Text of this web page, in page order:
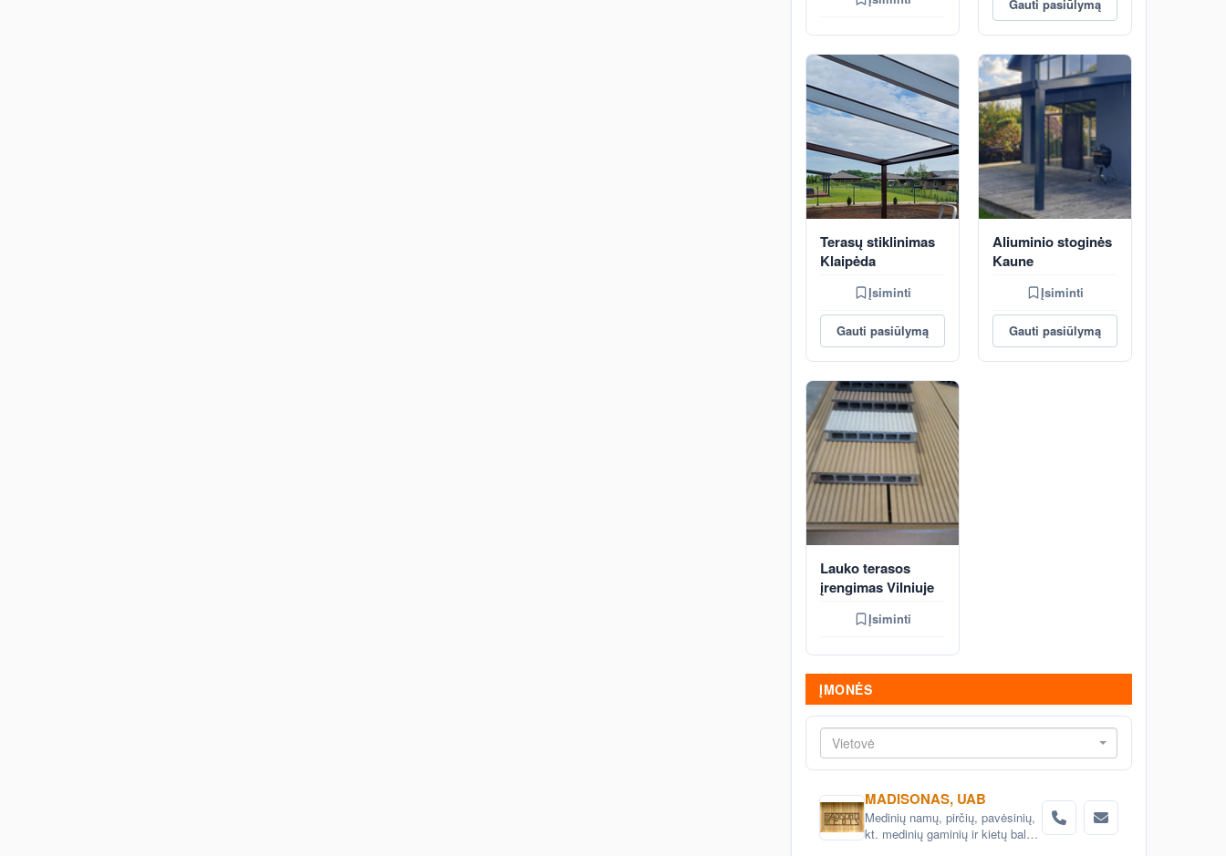
Gauti pasiūlymą
Terasų stiklinimas
Klaipėda
Įsiminti
Gauti pasiūlymą
Aliuminio stoginės
Kaune
Įsiminti
Gauti pasiūlymą
Lauko terasos
įrengimas Vilniuje
Įsiminti
ĮMONĖS
Vietovė
MADISONAS, UAB
Medinių namų, pirčių, pavėsinių,
kt. medinių gaminių ir kietų baldų